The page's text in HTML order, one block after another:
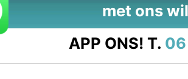
met ons
APP ONS! T. 06